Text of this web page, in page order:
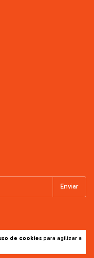
de cookies para agilizar a
Todos os direitos